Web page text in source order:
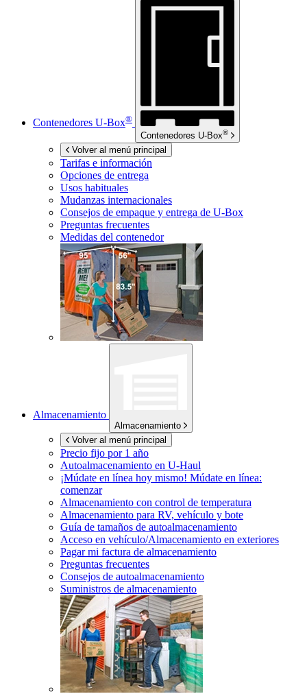
Contenedores U-Box®
Contenedores U-Box®
Volver al menú principal
Tarifas e información
Opciones de entrega
Usos habituales
Mudanzas internacionales
Consejos de empaque y entrega de U-Box
Preguntas frecuentes
Medidas del contenedor
Almacenamiento
Almacenamiento
Volver al menú principal
Precio fijo por 1 año
Autoalmacenamiento en U-Haul
¡Múdate en línea hoy mismo! Múdate en línea:
comenzar
Almacenamiento con control de temperatura
Almacenamiento para RV, vehículo y bote
Guía de tamaños de autoalmacenamiento
Acceso en vehículo/Almacenamiento en exteriores
Pagar mi factura de almacenamiento
Preguntas frecuentes
Consejos de autoalmacenamiento
Suministros de almacenamiento